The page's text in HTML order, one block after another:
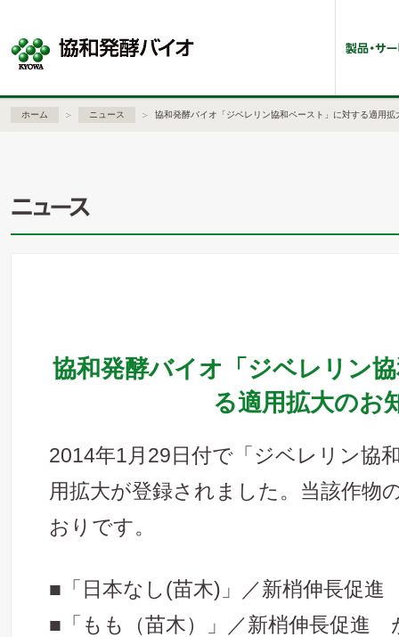
ホーム ニュース 協和発酵バイオ「ジベレリン協和ペースト」に対する適用拡
協和発酵バイオ「ジベレリン
る適用拡大のお
2014年1月29日付で「ジベレリン協
用拡大が登録されました。当該作物
おりです。
■「日本なし(苗木)」／新梢伸長促
■「もも（苗木）」／新梢伸長促進